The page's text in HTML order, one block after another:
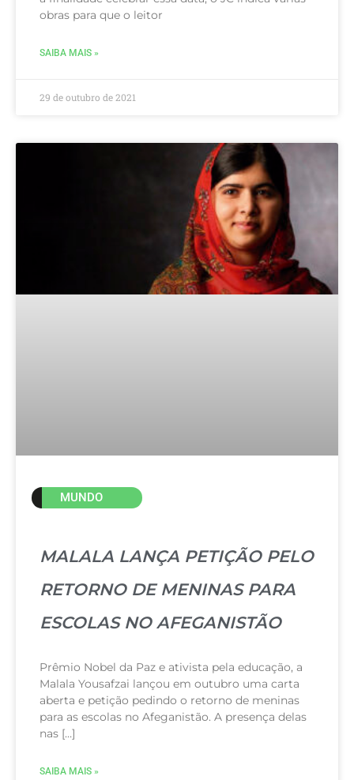
obras para que o leitor
SAIBA MAIS »
29 de outubro de 2021
MUNDO
MALALA LANÇA PETIÇÃO PELO
RETORNO DE MENINAS PARA
ESCOLAS NO AFEGANISTÃO
Prêmio Nobel da Paz e ativista pela educação, a
Malala Yousafzai lançou em outubro uma carta
aberta e petição pedindo o retorno de meninas
para as escolas no Afeganistão. A presença delas
nas […]
SAIBA MAIS »